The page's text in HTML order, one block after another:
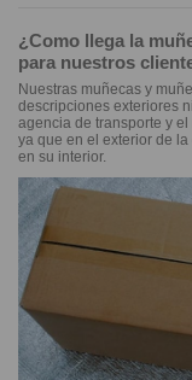
¿Como llega la
para nuestros
Nuestras muñecas y
descripciones exteriores
agencia de transporte y
ya que en el exterior de
en su interior.